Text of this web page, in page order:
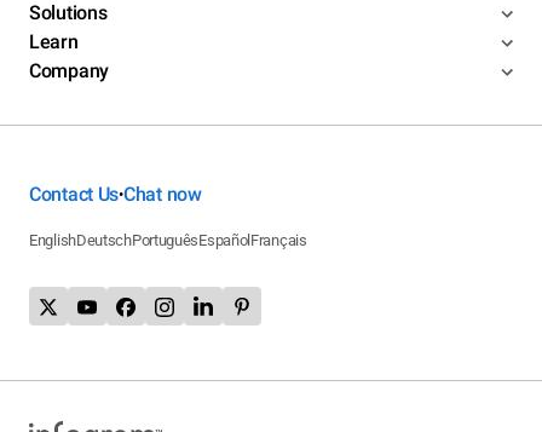
Solutions
Learn
Company
Contact Us•Chat now
EnglishDeutschPortuguêsEspañol Français